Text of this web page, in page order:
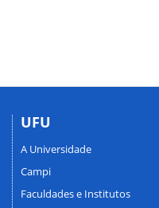
UFU
A Universidade
Campi
Faculdades e Institutos